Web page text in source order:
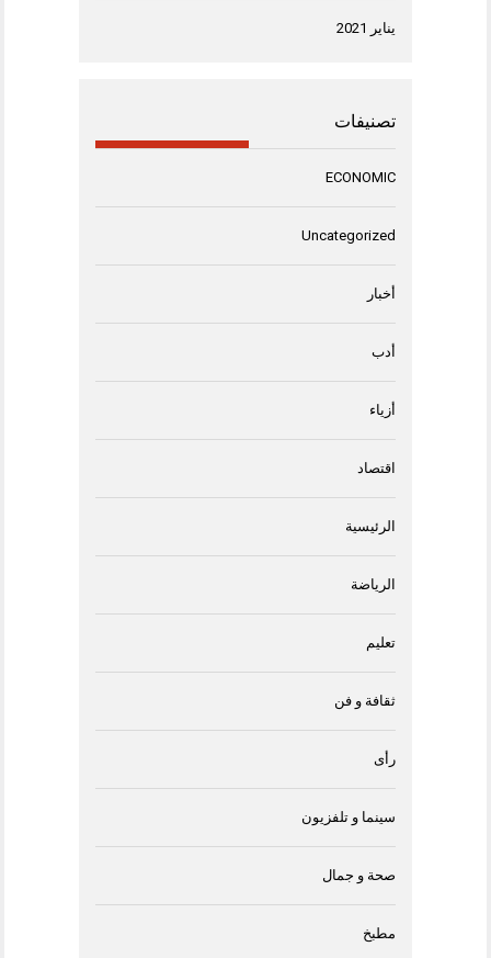
يناير 2021
تصنيفات
ECONOMIC
Uncategorized
أخبار
أدب
أزياء
اقتصاد
الرئيسية
الرياضة
تعليم
ثقافة و فن
رأى
سينما و تلفزيون
صحة و جمال
مطبخ